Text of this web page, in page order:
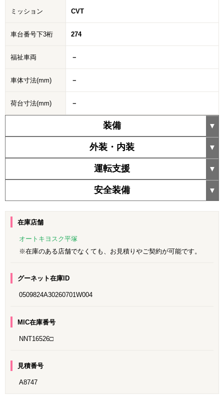
ミッション CVT
車台番号下3桁 274
福祉車両 －
車体寸法(mm) －
荷台寸法(mm) －
装備
外装・内装
運転支援
安全装備
在庫店舗
オートキヨスク平塚
※在庫のある店舗でなくても、お見積りやご契約が可能です。
グーネット在庫ID
0509824A30260701W004
MIC在庫番号
NNT16526□
見積番号
A8747